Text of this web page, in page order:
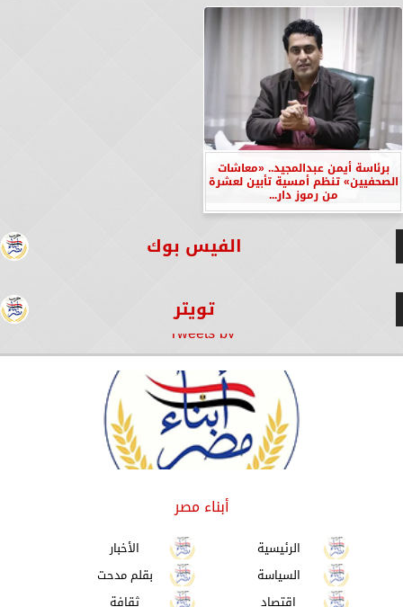
برئاسة أيمن عبدالمجيد.. «معاشات
الصحفيين» تنظم أمسية تأبين لعشرة
من رموز دار...
الفيس بوك
تويتر
Tweets by
أبناء مصر
الرئيسية
الأخبار
السياسة
بقلم مدحت
اقتصاد
ثقافة